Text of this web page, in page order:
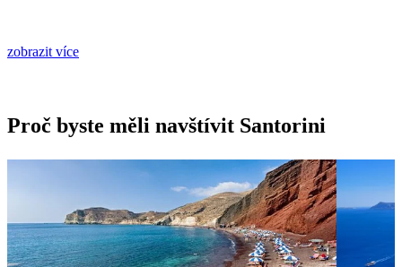
zobrazit více
Proč byste měli navštívit Santorini